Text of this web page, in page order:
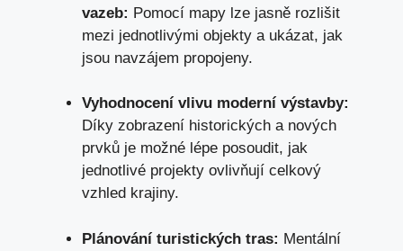
vazeb: Pomocí mapy lze jasně rozlišit
mezi jednotlivými objekty a ukázat, jak
jsou navzájem propojeny.
Vyhodnocení vlivu moderní výstavby:
Díky zobrazení historických a nových
prvků je možné lépe posoudit, jak
jednotlivé projekty ovlivňují celkový
vzhled krajiny.
Plánování turistických tras: Mentální